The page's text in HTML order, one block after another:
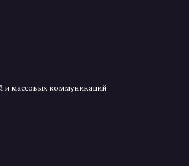
и массовых коммуникаций